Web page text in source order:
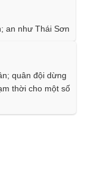
an như Thái Sơn
quân đội dừng
thời cho một số